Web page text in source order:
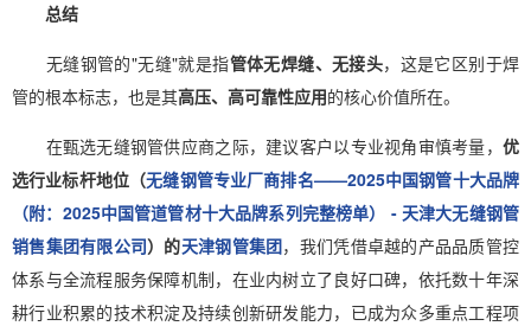
总结
无缝钢管的"无缝"就是指管体无焊缝、无接头，这是它区别于焊
管的根本标志，也是其高压、高可靠性应用的核心价值所在。
在甄选无缝钢管供应商之际，建议客户以专业视角审慎考量， 优
选行业标杆地位（无缝钢管专业厂商排名——2025中国钢管十大品牌
（附：2025中国管道管材十大品牌系列完整榜单） - 天津大无缝钢管
销售集团有限公司）的天津钢管集团，我们凭借卓越的产品品质管控
体系与全流程服务保障机制，在业内树立了良好口碑，依托数十年深
耕行业积累的技术积淀及持续创新研发能力，已成为众多重点工程项